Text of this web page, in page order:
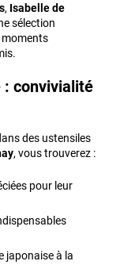
, Isabelle de
sélection
moments
: convivialité
des ustensiles
, vous trouverez :
pour leur
japonaise à la